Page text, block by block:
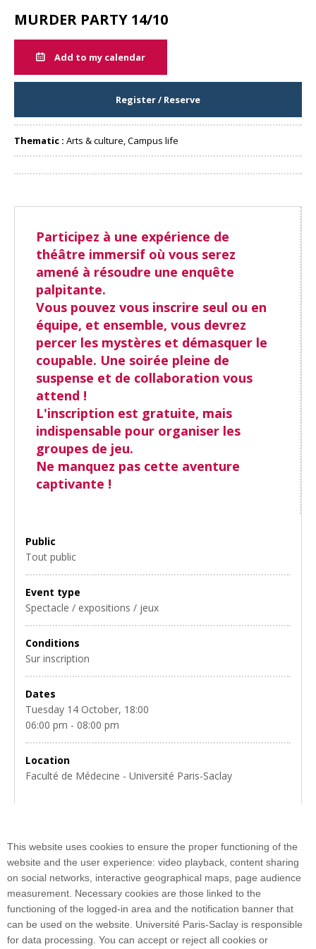
MURDER PARTY 14/10
Add to my calendar
Register / Reserve
Thematic : Arts & culture, Campus life
Participez à une expérience de
théâtre immersif où vous serez
amené à résoudre une enquête
palpitante.
Vous pouvez vous inscrire seul ou en
équipe, et ensemble, vous devrez
percer les mystères et démasquer le
coupable. Une soirée pleine de
suspense et de collaboration vous
attend !
L'inscription est gratuite, mais
indispensable pour organiser les
groupes de jeu.
Ne manquez pas cette aventure
captivante !
Public
Tout public
Event type
Spectacle / expositions / jeux
Conditions
Sur inscription
Dates
Tuesday 14 October, 18:00
06:00 pm - 08:00 pm
Location
Faculté de Médecine - Université Paris-Saclay
Plongez dans l'intrigue lors de notre Murder Party du mardi 14
octobre à 18h à la faculté de médecine !
This website uses cookies to ensure the proper functioning of the
website and the user experience: video playback, content sharing
on social networks, interactive geographical maps, page audience
measurement. Necessary cookies are those linked to the
functioning of the logged-in area and the notification banner that
can be used on the website. Université Paris-Saclay is responsible
for data processing. You can accept or reject all cookies or